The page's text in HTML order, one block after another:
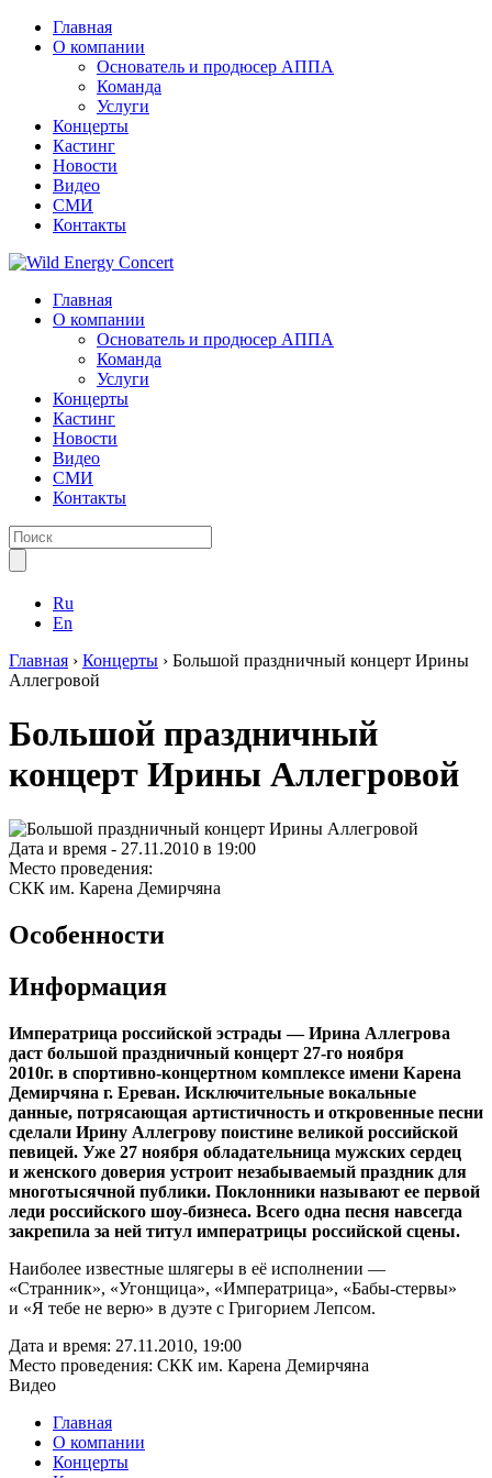
Главная
О компании
Основатель и продюсер АППА
Команда
Услуги
Концерты
Кастинг
Новости
Видео
СМИ
Контакты
Главная
О компании
Основатель и продюсер АППА
Команда
Услуги
Концерты
Кастинг
Новости
Видео
СМИ
Контакты
Ru
En
Главная › Концерты › Большой праздничный концерт Ирины
Аллегровой
Большой праздничный
концерт Ирины Аллегровой
Дата и время - 27.11.2010 в 19:00
Место проведения:
СКК им. Карена Демирчяна
Особенности
Информация
Императрица российской эстрады — Ирина Аллегрова
даст большой праздничный концерт 27-го ноября
2010г. в спортивно-концертном комплексе имени Карена
Демирчяна г. Ереван. Исключительные вокальные
данные, потрясающая артистичность и откровенные песни
сделали Ирину Аллегрову поистине великой российской
певицей. Уже 27 ноября обладательница мужских сердец
и женского доверия устроит незабываемый праздник для
многотысячной публики. Поклонники называют ее первой
леди российского шоу-бизнеса. Всего одна песня навсегда
закрепила за ней титул императрицы российской сцены.
Наиболее известные шлягеры в её исполнении —
«Странник», «Угонщица», «Императрица», «Бабы-стервы»
и «Я тебе не верю» в дуэте с Григорием Лепсом.
Дата и время: 27.11.2010, 19:00
Место проведения: СКК им. Карена Демирчяна
Видео
Главная
О компании
Концерты